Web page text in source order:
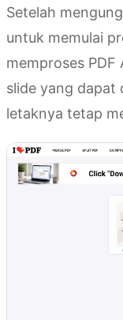
Setelah
untuk memulai
memproses
slide yang dapat
letaknya tetap